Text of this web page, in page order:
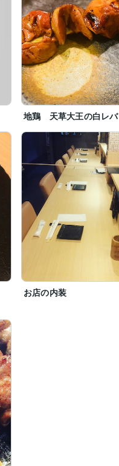
地鶏 天草大王の白レ
お店の内装